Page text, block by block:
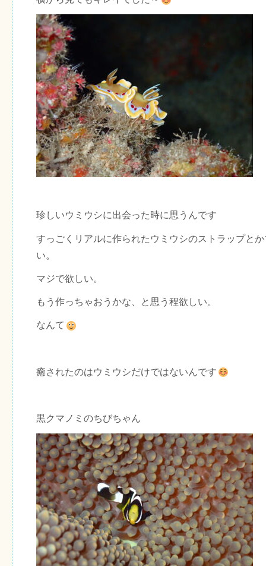
珍しいウミウシに出会った時に思うんです
すっごくリアルに作られたウミウシのストラップと
い。
マジで欲しい。
もう作っちゃおうかな、と思う程欲しい。
なんて
癒されたのはウミウシだけではないんです
黒クマノミのちびちゃん